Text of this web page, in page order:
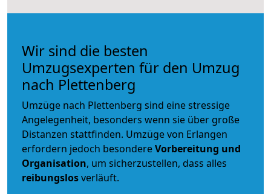
Wir sind die besten
Umzugsexperten für den Umzug
nach Plettenberg
Umzüge nach Plettenberg sind eine stressige
Angelegenheit, besonders wenn sie über große
Distanzen stattfinden. Umzüge von Erlangen
erfordern jedoch besondereVorbereitung und
Organisation, um sicherzustellen, dass alles
reibungslosverläuft.